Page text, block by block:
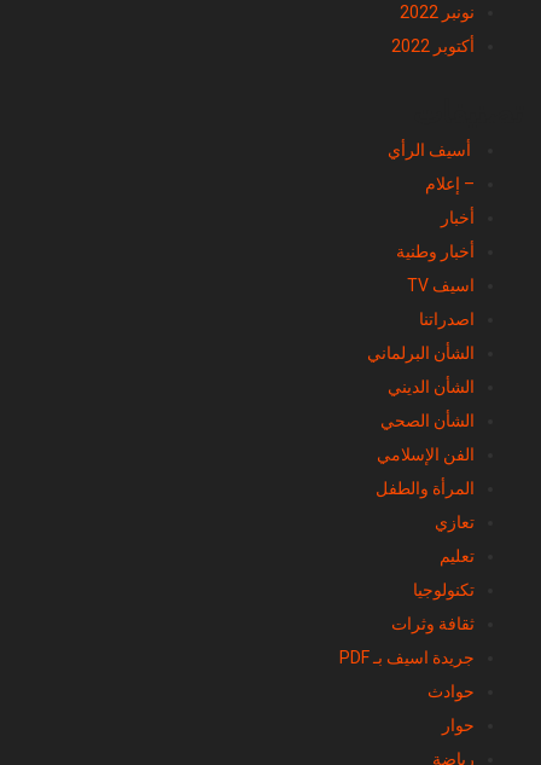
نونبر 2022
أكتوبر 2022
أسيف الرأي
– إعلام
أخبار
أخبار وطنية
اسيف TV
اصدراتنا
الشأن البرلماني
الشأن الديني
الشأن الصحي
الفن الإسلامي
المرأة والطفل
تعازي
تعليم
تكنولوجيا
ثقافة وثرات
جريدة اسيف بـ PDF
حوادث
حوار
رياضة